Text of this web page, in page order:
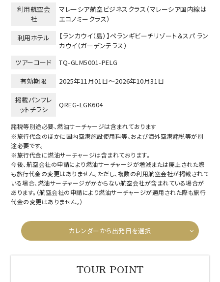
利用航空会
社
マレーシア航空ビジネスクラス（マレーシア国内線は
エコノミークラス）
利用ホテル
【ランカウイ（島）】ペランギビーチリゾート＆スパ ラン
カウイ（ガーデンテラス）
ツアーコード
TQ-GLM5001-PELG
有効期限
2025年11月01日～2026年10月31日
掲載パンフレ
ットチラシ
QREG-LGK604
諸税等別途必要、燃油サーチャージは含まれております
※旅行代金のほかに国内空港施設使用料等、および海外空港諸税等が別
途必要です。
※旅行代金に燃油サーチャージは含まれております。
今後、航空会社の申請により燃油サーチャージが増減または廃止された際
も旅行代金の変更はありません。ただし、複数の利用航空会社が掲載されて
いる場合、燃油サーチャージがかからない航空会社が含まれている場合が
あります。（航空会社の申請により燃油サーチャージが適用された際も旅行
代金の変更はありません。）
カレンダーから出発日を選択